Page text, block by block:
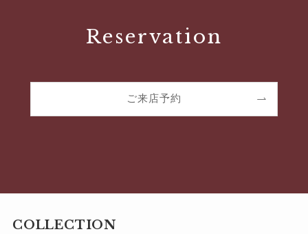
Reservation
ご来店予約
COLLECTION